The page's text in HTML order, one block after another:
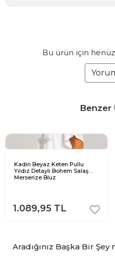
Bu ürün için
Benzer
Kadın Beyaz Keten Pullu
Yıldız Detaylı Bohem Salaş
Merserize Bluz
1.089,95 TL
Aradığınız Başka Bir Şey